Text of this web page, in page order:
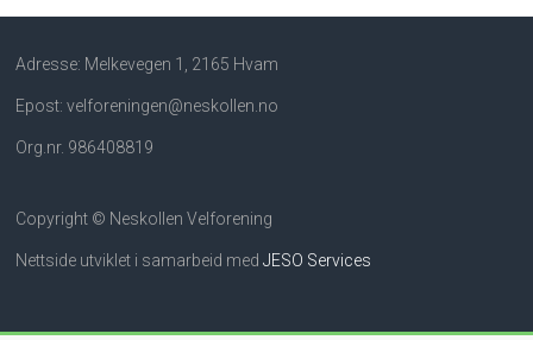
Adresse: Melkevegen 1, 2165 Hvam
Epost: velforeningen@neskollen.no
Org.nr. 986408819
Copyright © Neskollen Velforening
Nettside utviklet i samarbeid medJESO Services